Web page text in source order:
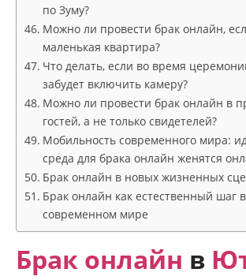
по Зуму?
Можно ли провести брак онлайн,
маленькая квартира?
Что делать, если во время
забудет включить камеру?
Можно ли провести брак онлайн в
гостей, а не только свидетелей?
Мобильность современного мира:
среда для брака онлайн женятся
Брак онлайн в новых жизненных
Брак онлайн как естественный шаг в
современном мире
Брак онлайн в